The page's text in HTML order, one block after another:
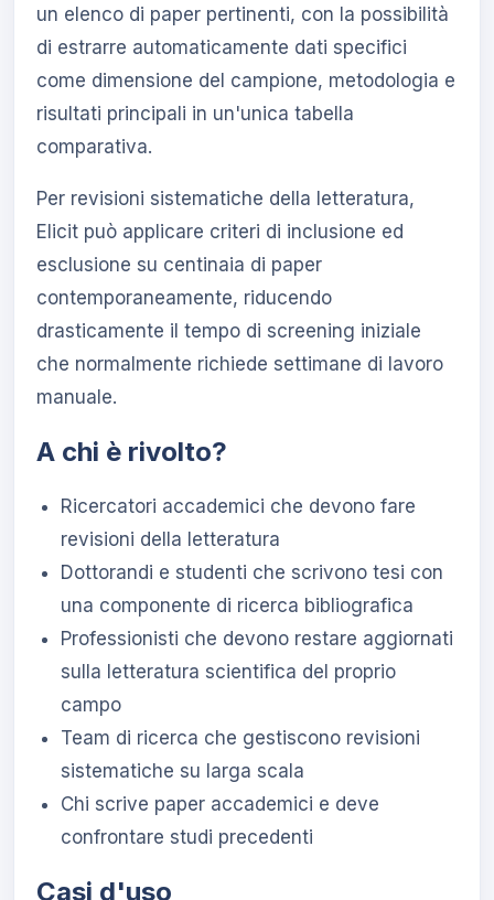
un elenco di paper pertinenti, con la possibilità
di estrarre automaticamente dati specifici
come dimensione del campione, metodologia e
risultati principali in un'unica tabella
comparativa.
Per revisioni sistematiche della letteratura,
Elicit può applicare criteri di inclusione ed
esclusione su centinaia di paper
contemporaneamente, riducendo
drasticamente il tempo di screening iniziale
che normalmente richiede settimane di lavoro
manuale.
A chi è rivolto?
Ricercatori accademici che devono fare
revisioni della letteratura
Dottorandi e studenti che scrivono tesi con
una componente di ricerca bibliografica
Professionisti che devono restare aggiornati
sulla letteratura scientifica del proprio
campo
Team di ricerca che gestiscono revisioni
sistematiche su larga scala
Chi scrive paper accademici e deve
confrontare studi precedenti
Casi d'uso